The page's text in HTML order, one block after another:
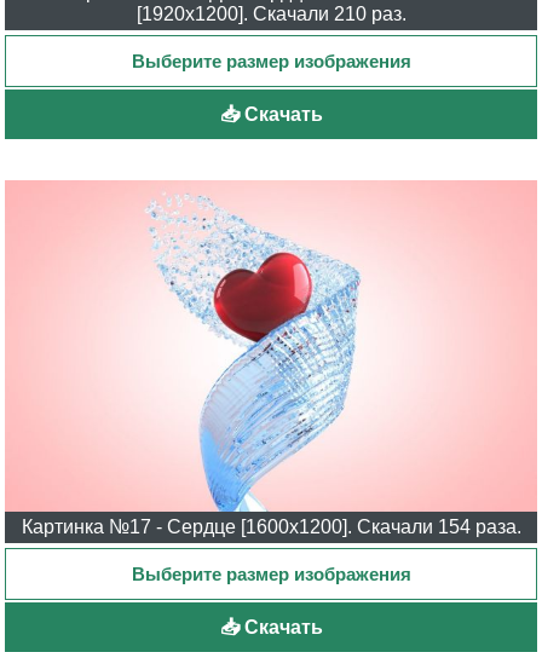
[1920x1200]. Скачали 210 раз.
📥 Скачать
Картинка №17 - Сердце [1600x1200]. Скачали 154 раза.
📥 Скачать